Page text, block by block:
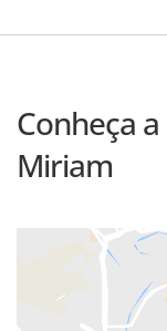
Conheça
Miriam